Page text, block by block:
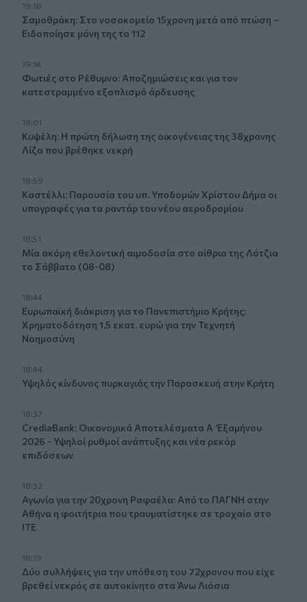
19:16
Σαμοθράκη: Στο νοσοκομείο 15χρονη μετά από πτώση –
Ειδοποίησε μόνη της το 112
19:14
Φωτιές στο Ρέθυμνο: Αποζημιώσεις και για τον
κατεστραμμένο εξοπλισμό άρδευσης
19:01
Κυψέλη: Η πρώτη δήλωση της οικογένειας της 38χρονης
Λίζα που βρέθηκε νεκρή
18:59
Καστέλλι: Παρουσία του υπ. Υποδομών Χρίστου Δήμα οι
υπογραφές για τα ραντάρ του νέου αεροδρομίου
18:51
Μία ακόμη εθελοντική αιμοδοσία στο αίθριο της Λότζια
το Σάββατο (08-08)
18:44
Ευρωπαϊκή διάκριση για το Πανεπιστήμιο Κρήτης:
Χρηματοδότηση 1,5 εκατ. ευρώ για την Τεχνητή
Νοημοσύνη
18:44
Υψηλός κίνδυνος πυρκαγιάς την Παρασκευή στην Κρήτη
18:37
CrediaBank: Οικονομικά Αποτελέσματα A ’Εξαμήνου
2026 - Υψηλοί ρυθμοί ανάπτυξης και νέα ρεκόρ
επιδόσεων
18:32
Αγωνία για την 20χρονη Ραφαέλα: Από το ΠΑΓΝΗ στην
Αθήνα η φοιτήτρια που τραυματίστηκε σε τροχαίο στο
ΙΤΕ
18:19
Δύο συλλήψεις για την υπόθεση του 72χρονου που είχε
βρεθεί νεκρός σε αυτοκίνητο στα Άνω Λιόσια